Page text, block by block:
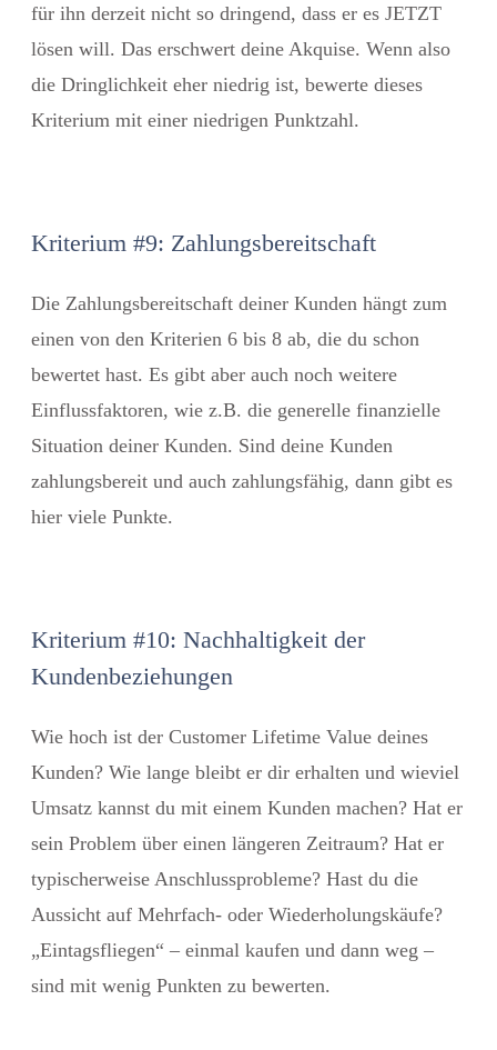
für ihn derzeit nicht so dringend, dass er es JETZT
lösen will. Das erschwert deine Akquise. Wenn also
die Dringlichkeit eher niedrig ist, bewerte dieses
Kriterium mit einer niedrigen Punktzahl.
Kriterium #9: Zahlungsbereitschaft
Die Zahlungsbereitschaft deiner Kunden hängt zum
einen von den Kriterien 6 bis 8 ab, die du schon
bewertet hast. Es gibt aber auch noch weitere
Einflussfaktoren, wie z.B. die generelle finanzielle
Situation deiner Kunden. Sind deine Kunden
zahlungsbereit und auch zahlungsfähig, dann gibt es
hier viele Punkte.
Kriterium #10: Nachhaltigkeit der
Kundenbeziehungen
Wie hoch ist der Customer Lifetime Value deines
Kunden? Wie lange bleibt er dir erhalten und wieviel
Umsatz kannst du mit einem Kunden machen? Hat er
sein Problem über einen längeren Zeitraum? Hat er
typischerweise Anschlussprobleme? Hast du die
Aussicht auf Mehrfach- oder Wiederholungskäufe?
„Eintagsfliegen“ – einmal kaufen und dann weg –
sind mit wenig Punkten zu bewerten.